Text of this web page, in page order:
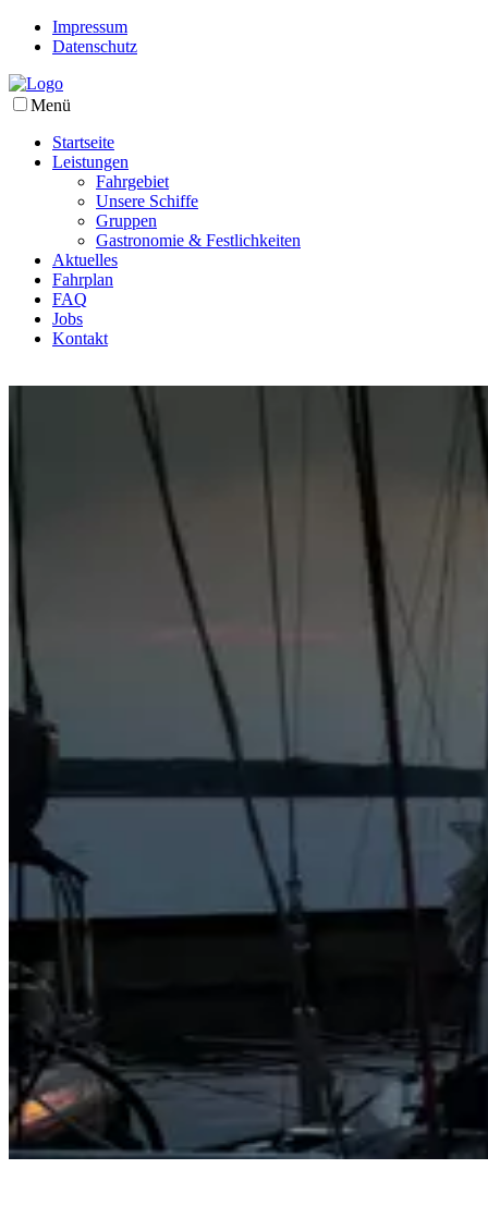
Impressum
Datenschutz
Menü
Startseite
Leistungen
Fahrgebiet
Unsere Schiffe
Gruppen
Gastronomie & Festlichkeiten
Aktuelles
Fahrplan
FAQ
Jobs
Kontakt